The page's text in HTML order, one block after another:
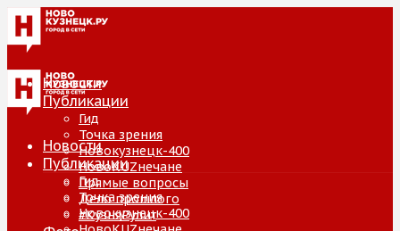
Новости
Публикации
Гид
Точка зрения
Новокузнецк-400
НовоKUZнечане
Прямые вопросы
Дело прошлого
#КузняРулит
Новости
Публикации
Гид
Точка зрения
Новокузнецк-400